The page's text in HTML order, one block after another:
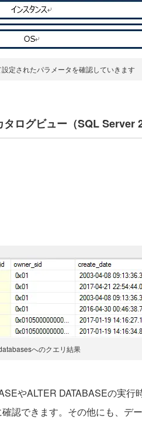
定されたパラメータを確認していきます
ログビュー（SQL Server
へのクエリ結果
やALTER DATABASEの実行
認できます。その他にも、デ